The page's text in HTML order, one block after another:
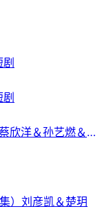
欣洋＆孙艺燃＆叶
）刘彦凯＆楚玥